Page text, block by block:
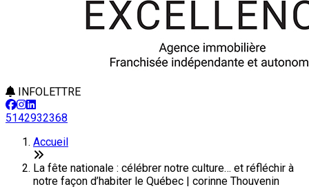
INFOLETTRE
5142932368
Accueil
La fête nationale : célébrer notre culture… et réfléchir à
notre façon d’habiter le Québec | corinne Thouvenin